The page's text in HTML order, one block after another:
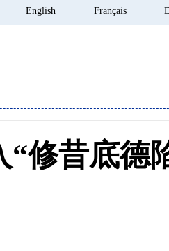
Français
English
“修昔底德